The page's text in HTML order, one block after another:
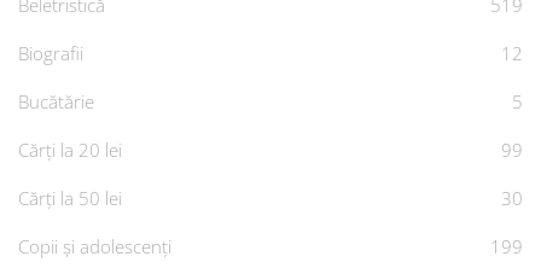
Beletristică
519
Biografii
12
Bucătărie
5
Cărți la 20 lei
99
Cărți la 50 lei
30
Copii și adolescenți
199